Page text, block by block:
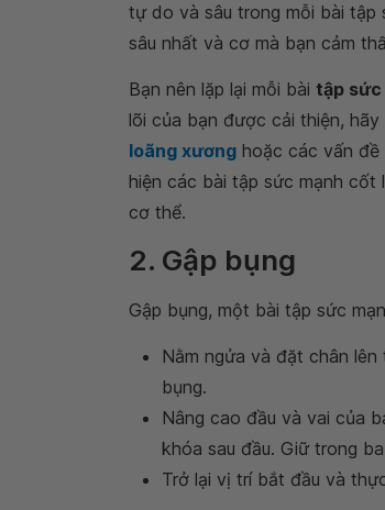
tự do và sâu trong mỗi bài
sâu nhất và cơ mà bạn cảm
Bạn nên lặp lại mỗi bài tập sức
lõi của bạn được cải thiện,
loãng xương hoặc các vấn
hiện các bài tập sức mạnh cốt
cơ thể.
2. Gập bụng
Gập bụng, một bài tập sức
Nằm ngửa và đặt chân
bụng.
Nâng cao đầu và vai của
khóa sau đầu. Giữ trong
Trở lại vị trí bắt đầu và